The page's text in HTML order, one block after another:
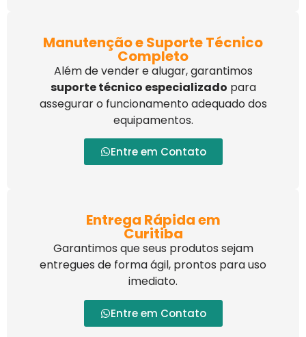
Manutenção e Suporte Técnico
Completo
Além de vender e alugar, garantimos
suporte técnico especializado para
assegurar o funcionamento adequado dos
equipamentos.
Entre em Contato
Entrega Rápida em
Curitiba
Garantimos que seus produtos sejam
entregues de forma ágil, prontos para uso
imediato.
Entre em Contato